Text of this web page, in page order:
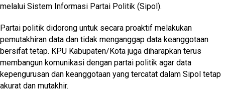
melalui Sistem Informasi Partai Politik (Sipol).
Partai politik didorong untuk secara proaktif melakukan
pemutakhiran data dan tidak menganggap data keanggotaan
bersifat tetap. KPU Kabupaten/Kota juga diharapkan terus
membangun komunikasi dengan partai politik agar data
kepengurusan dan keanggotaan yang tercatat dalam Sipol tetap
akurat dan mutakhir.